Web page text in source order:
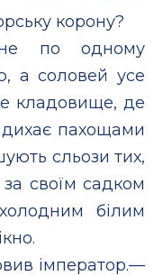
корону?
по одному
а соловей усе
кладовище, де
дихає пахощами
сльози тих,
своїм садком
білим
імператор.—